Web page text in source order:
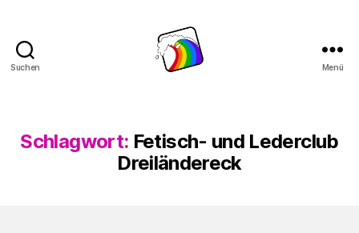
Suchen Menü
Schlagwort: Fetisch- und Lederclub
Dreiländereck